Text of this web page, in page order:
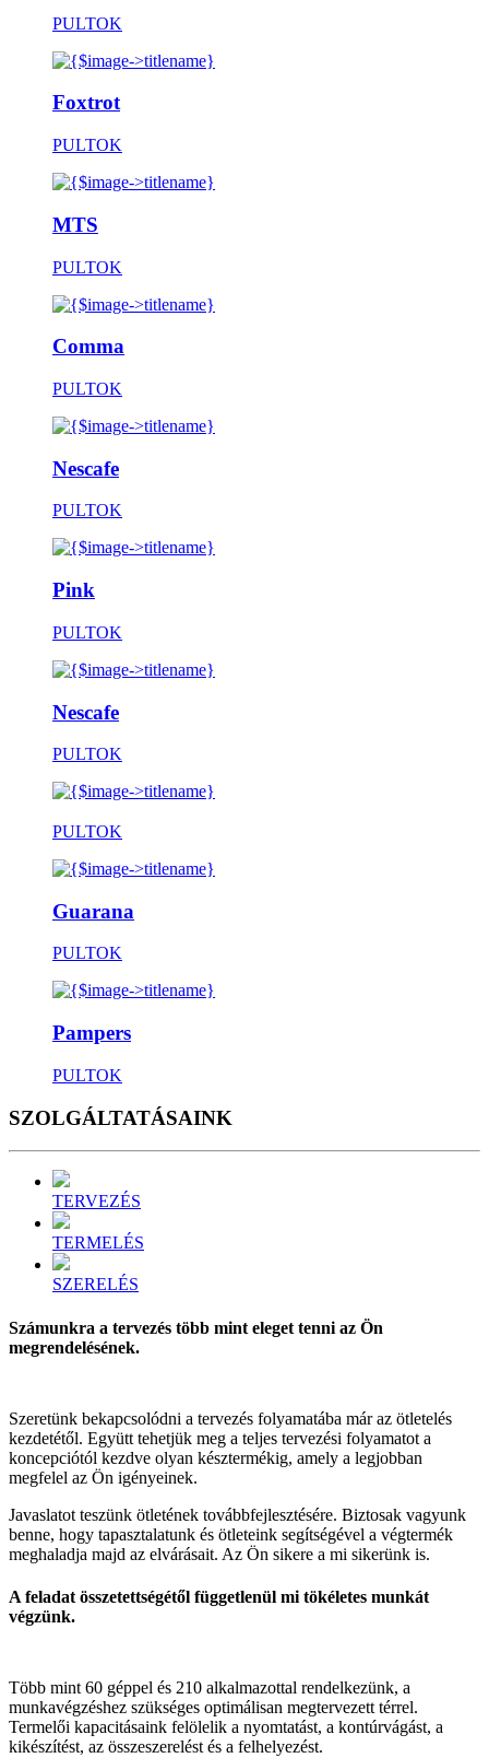
PULTOK
Foxtrot
PULTOK
MTS
PULTOK
Comma
PULTOK
Nescafe
PULTOK
Pink
PULTOK
Nescafe
PULTOK
PULTOK
Guarana
PULTOK
Pampers
PULTOK
SZOLGÁLTATÁSAINK
TERVEZÉS
TERMELÉS
SZERELÉS
Számunkra a tervezés több mint eleget tenni az Ön
megrendelésének.
Szeretünk bekapcsolódni a tervezés folyamatába már az ötletelés
kezdetétől. Együtt tehetjük meg a teljes tervezési folyamatot a
koncepciótól kezdve olyan késztermékig, amely a legjobban
megfelel az Ön igényeinek.
Javaslatot teszünk ötletének továbbfejlesztésére. Biztosak vagyunk
benne, hogy tapasztalatunk és ötleteink segítségével a végtermék
meghaladja majd az elvárásait. Az Ön sikere a mi sikerünk is.
A feladat összetettségétől függetlenül mi tökéletes munkát
végzünk.
Több mint 60 géppel és 210 alkalmazottal rendelkezünk, a
munkavégzéshez szükséges optimálisan megtervezett térrel.
Termelői kapacitásaink felölelik a nyomtatást, a kontúrvágást, a
kikészítést, az összeszerelést és a felhelyezést.